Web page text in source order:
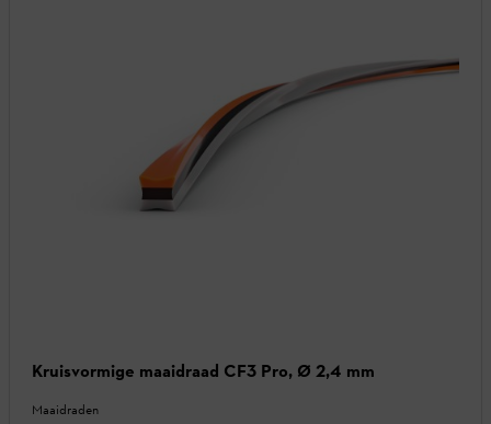
Kruisvormige maaidraad CF3 Pro, Ø 2,4 mm
Maaidraden